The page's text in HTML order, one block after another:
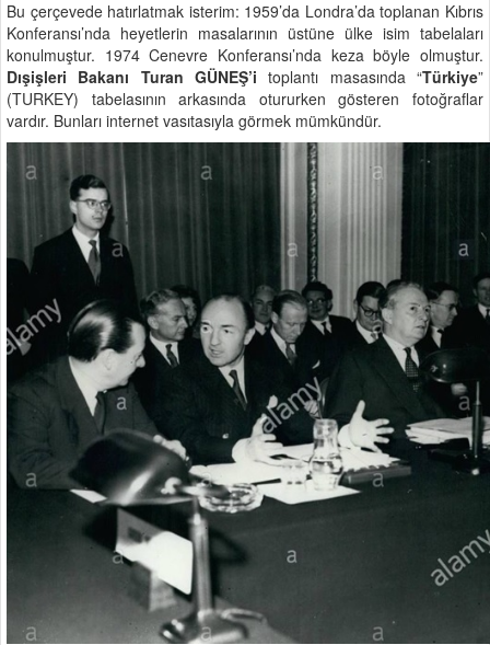
Bu çerçevede hatırlatmak isterim: 1959’da Londra’da toplanan Kıbrıs
Konferansı’nda heyetlerin masalarının üstüne ülke isim tabelaları
konulmuştur. 1974 Cenevre Konferansı’nda keza böyle olmuştur.
Dışişleri Bakanı Turan GÜNEŞ’i toplantı masasında “Türkiye”
(TURKEY) tabelasının arkasında otururken gösteren fotoğraflar
vardır. Bunları internet vasıtasıyla görmek mümkündür.